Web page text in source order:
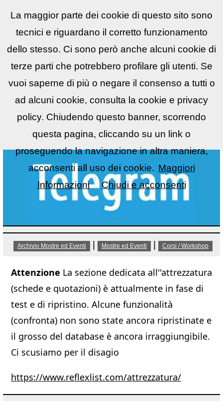
ReflexLIST▼
Archivio Mostre ed Eventi Mostre ed Eventi Corsi / Workshop
Attenzione La sezione dedicata all''attrezzatura
(schede e quotazioni) è attualmente in fase di
test e di ripristino. Alcune funzionalità
(confronta) non sono state ancora ripristinate e
il grosso del database è ancora irraggiungibile.
Ci scusiamo per il disagio
https://www.reflexlist.com/attrezzatura/
La maggior parte dei cookie di questo sito sono
tecnici e riguardano il corretto funzionamento
dello stesso. Ci sono però anche alcuni cookie di
terze parti che potrebbero profilare gli utenti. Se
vuoi saperne di più o negare il consenso a tutti o
ad alcuni cookie, consulta la cookie e privacy
policy. Chiudendo questo banner, scorrendo
questa pagina, cliccando su un link o
proseguendo la navigazione in altra maniera,
acconsenti all uso dei cookie. Maggiori
Informazioni
Chiudi e acconsenti